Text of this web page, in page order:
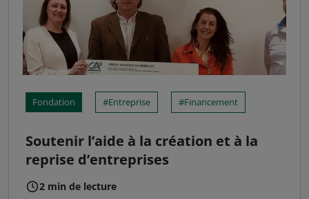
Fondation Entreprise Financement
Soutenir l’aide à la création et à la
reprise d’entreprises
2 min de lecture